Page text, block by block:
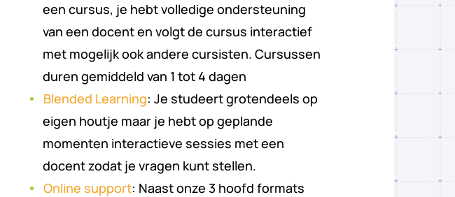
een cursus, je hebt volledige ondersteuning
van een docent en volgt de cursus interactief
met mogelijk ook andere cursisten. Cursussen
duren gemiddeld van 1 tot 4 dagen
Blended Learning: Je studeert grotendeels op
eigen houtje maar je hebt op geplande
momenten interactieve sessies met een
docent zodat je vragen kunt stellen.
Online support: Naast onze 3 hoofd formats